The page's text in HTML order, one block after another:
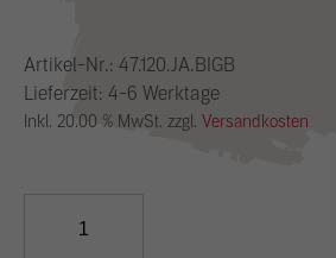
Artikel-Nr.: 47.120.JA.BIGB
Lieferzeit: 4-6 Werktage
Inkl. 20.00 % MwSt. zzgl. Versandkosten